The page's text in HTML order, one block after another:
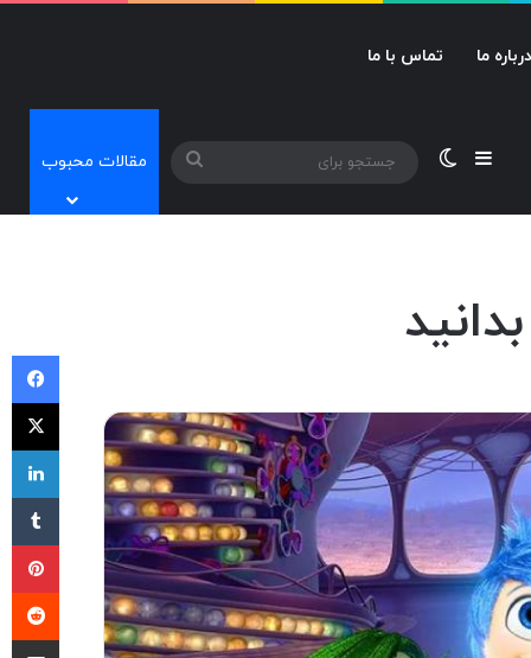
درباره ما تماس با ما
نوارکناریتغییر پوسته
جستجومقالات محبوب